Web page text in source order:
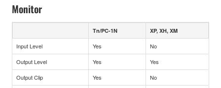
Monitor
Tn/PC-1N XP, XH, XM
Input Level Yes
No
Output Level
Yes
Yes
Output Clip
Yes
No